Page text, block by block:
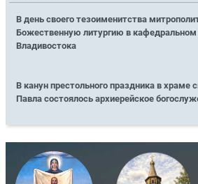
В день своего тезоименитства
Божественную литургию в кафедральном
Владивостока
В канун престольного праздника в храме
Павла состоялось архиерейское